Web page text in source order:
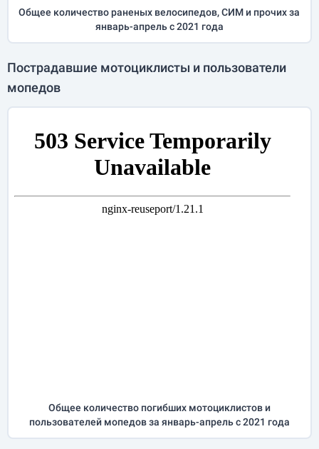
Общее количество раненых велосипедов, СИМ и прочих за
январь-апрельс 2021 года
Пострадавшие мотоциклисты и пользователи
мопедов
Общее количество погибших мотоциклистов и
пользователей мопедов за январь-апрельс 2021 года